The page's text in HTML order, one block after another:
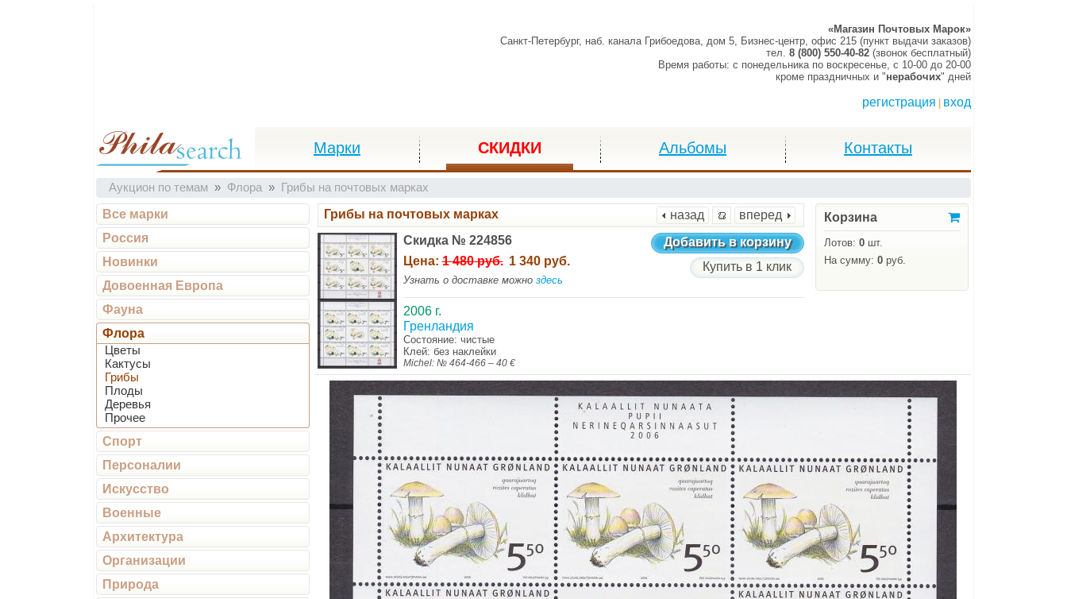
«Магазин Почтовых Марок»
Санкт-Петербург, наб. канала Грибоедова, дом 5, Бизнес-центр, офис 215 (пункт выдачи заказов)
тел. 8 (800) 550-40-82 (звонок бесплатный)
Время работы: c понедельника по воскресенье, c 10-00 до 20-00
кроме праздничных и "нерабочих" дней
регистрация вход
Марки СКИДКИ Альбомы Контакты
Аукцион по темам Флора Грибы на почтовых марках
Все марки
Россия
Новинки
Довоенная Европа
Фауна
Флора
Цветы
Кактусы
Грибы
Плоды
Деревья
Прочее
Спорт
Персоналии
Искусство
Военные
Архитектура
Организации
Природа
Корзина
Лотов:0 шт.
На сумму:0 руб.
назад вперед
Грибы на почтовых марках
Скидка № 224856
Цена:1 480 руб. 1 340 руб.
Узнать о доставке можно здесь
Добавить в корзину
Купить в 1 клик
2006 г.
Гренландия
Состояние: чистые
Клей: без наклейки
Michel: № 464-466 – 40 €